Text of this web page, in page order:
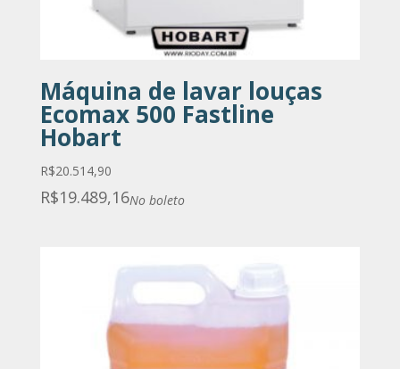
Máquina de lavar louças
Ecomax 500 Fastline
Hobart
R$20.514,90
R$19.489,16No boleto